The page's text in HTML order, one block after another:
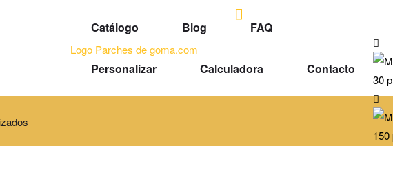
Catálogo Blog FAQ
Personalizar Calculadora Contacto
30